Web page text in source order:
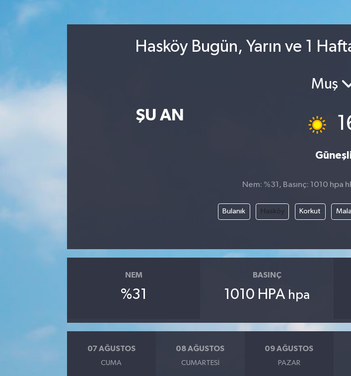
Hasköy Bugün, Yarın ve 1
ŞU AN
Muş
Nem: %31, Basınç: 1010 hpa
Bulanık Hasköy Korkut
NEM
%31
BASINÇ
1010 HPA hpa
07 AĞUSTOS
CUMA
08 AĞUSTOS
CUMARTESI
09 AĞUSTOS
PAZAR
Spor